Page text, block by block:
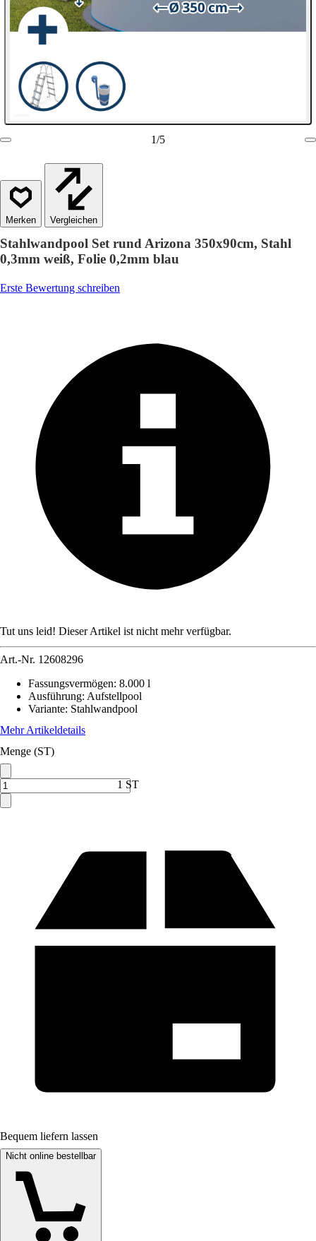
1/5
Vergleichen
Stahlwandpool Set rund Arizona 350x90cm, Stahl
0,3mm weiß, Folie 0,2mm blau
Erste Bewertung schreiben
Tut uns leid! Dieser Artikel ist nicht mehr verfügbar.
Art.-Nr. 12608296
Fassungsvermögen: 8.000 l
Ausführung: Aufstellpool
Variante: Stahlwandpool
Mehr Artikeldetails
Menge (ST)
1 ST
Bequem liefern lassen
Nicht online bestellbar